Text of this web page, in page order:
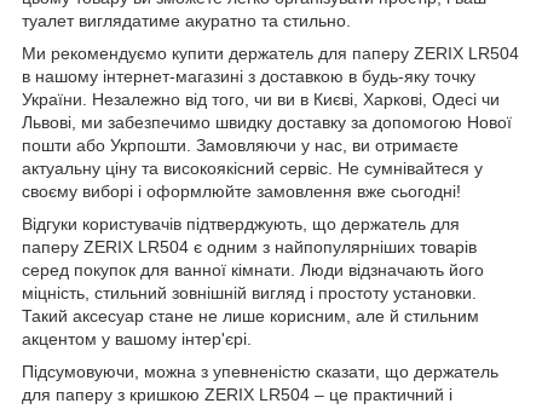
туалет виглядатиме акуратно та стильно.
Ми рекомендуємо купити держатель для паперу ZERIX LR504
в нашому інтернет-магазині з доставкою в будь-яку точку
України. Незалежно від того, чи ви в Києві, Харкові, Одесі чи
Львові, ми забезпечимо швидку доставку за допомогою Нової
пошти або Укрпошти. Замовляючи у нас, ви отримаєте
актуальну ціну та високоякісний сервіс. Не сумнівайтеся у
своєму виборі і оформлюйте замовлення вже сьогодні!
Відгуки користувачів підтверджують, що держатель для
паперу ZERIX LR504 є одним з найпопулярніших товарів
серед покупок для ванної кімнати. Люди відзначають його
міцність, стильний зовнішній вигляд і простоту установки.
Такий аксесуар стане не лише корисним, але й стильним
акцентом у вашому інтер'єрі.
Підсумовуючи, можна з упевненістю сказати, що держатель
для паперу з кришкою ZERIX LR504 – це практичний і